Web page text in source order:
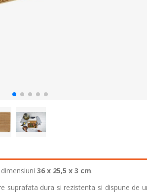
dimensiuni36 x 25,5 x 3 cm.
suprafata dura si rezistenta si dispune de